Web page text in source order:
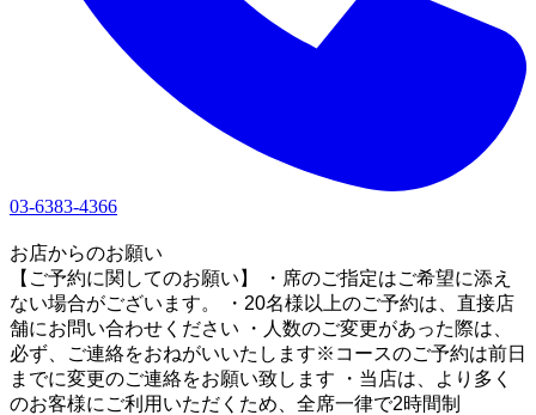
03-6383-4366
お店からのお願い
【ご予約に関してのお願い】 ・席のご指定はご希望に添え
ない場合がございます。 ・20名様以上のご予約は、直接店
舗にお問い合わせください ・人数のご変更があった際は、
必ず、ご連絡をおねがいいたします※コースのご予約は前日
までに変更のご連絡をお願い致します ・当店は、より多く
のお客様にご利用いただくため、全席一律で2時間制